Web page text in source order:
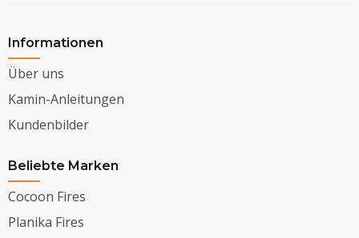
Informationen
Über uns
Kamin-Anleitungen
Kundenbilder
Beliebte Marken
Cocoon Fires
Planika Fires